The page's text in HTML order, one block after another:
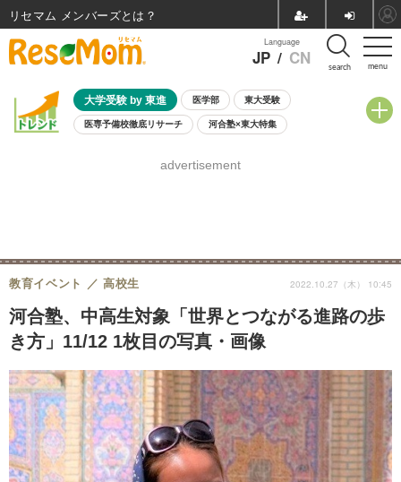
menu
Language
JP / CN search
大学受験 by 東進 医学部 東大受験
医専予備校徹底リサーチ 河合塾×東大特集
8月開催学校説明会・相談会
advertisement
河合塾、中高生対象「世界とつながる進路の歩
き方」11/12 1枚目の写真・画像
教育イベント 高校生 2022.10.27（木） 10:45
リセマム メンバーズ